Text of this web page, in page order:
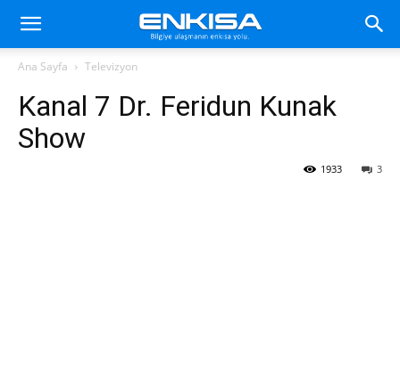
Ana Sayfa Televizyon
Kanal 7 Dr. Feridun Kunak
Show
3
1933